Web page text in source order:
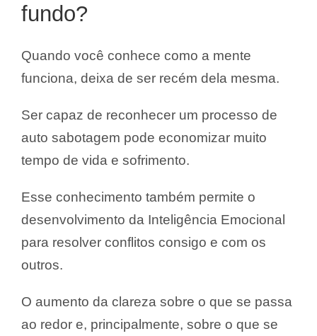
fundo?
Quando você conhece como a mente
funciona, deixa de ser recém dela mesma.
Ser capaz de reconhecer um processo de
auto sabotagem pode economizar muito
tempo de vida e sofrimento.
Esse conhecimento também permite o
desenvolvimento da Inteligência Emocional
para resolver conflitos consigo e com os
outros.
O aumento da clareza sobre o que se passa
ao redor e, principalmente, sobre o que se